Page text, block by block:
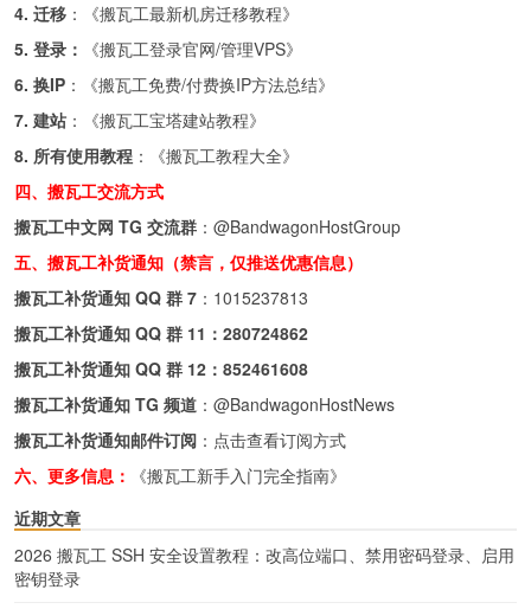
4. 迁移 ：《搬瓦工最新机房迁移教程》
5. 登录：
《搬瓦工登录官网/管理VPS》
6. 换IP ：《搬瓦工免费/付费换IP方法总结》
7. 建站 ：《搬瓦工宝塔建站教程》
8. 所有使用教程 ：《搬瓦工教程大全》
四、搬瓦工交流方式
搬瓦工中文网 TG 交流群 ： @BandwagonHostGroup
五、搬瓦工补货通知（禁言，仅推送优惠信息）
搬瓦工补货通知 QQ 群 7 ： 1015237813
搬瓦工补货通知 QQ 群 11： 280724862
搬瓦工补货通知 QQ 群 12： 852461608
搬瓦工补货通知 TG 频道 ： @BandwagonHostNews
搬瓦工补货通知邮件订阅 ： 点击查看订阅方式
六、更多信息：
《搬瓦工新手入门完全指南》
近期文章
2026 搬瓦工 SSH 安全设置教程：改高位端口、禁用密码登录、启用
密钥登录